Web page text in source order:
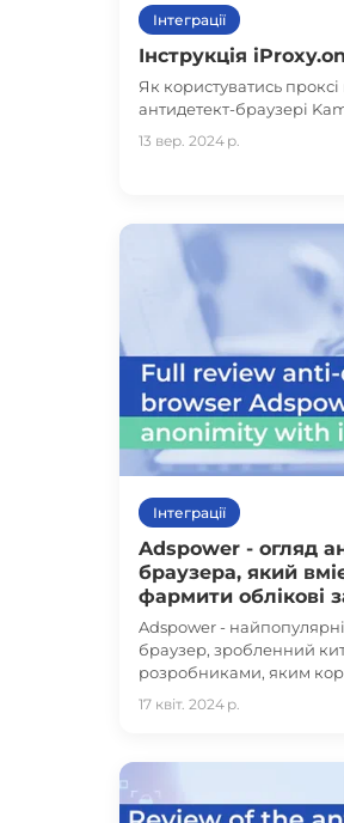
Інтеграції
Інструкція
Як користуватись
антидетект-браузері
13 вер. 2024 р.
Інтеграції
Adspower - огляд
браузера, який
фармити облікові
Adspower -
браузер, зробленний
розробниками, яким
17 квіт. 2024 р.